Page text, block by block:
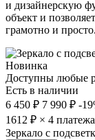
и дизайнерскую
объект и
грамотно и просто.
Новинка
Доступны любые
Есть в наличии
6 450 ₽ 7 990 ₽ -
1612 ₽ × 4 платежа
Зеркало с